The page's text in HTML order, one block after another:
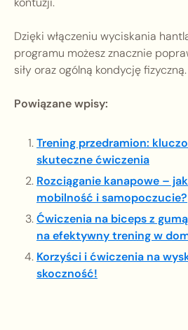
Dzięki włączeniu wyciskania
programu możesz znacznie
siły oraz ogólną kondycję fizyczną.
Powiązane wpisy:
Trening przedramion:
skuteczne ćwiczenia
Rozciąganie kanapowe –
mobilność i samopoczucie?
Ćwiczenia na biceps z
na efektywny trening w
Korzyści i ćwiczenia na
skoczność!